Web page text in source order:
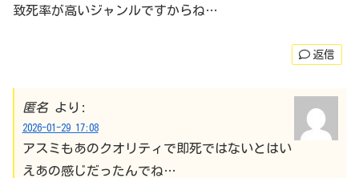
致死率が高いジャンルですからね…
返信
匿名 より:
2026-01-29 17:08
アスミもあのクオリティで即死ではないとはい
えあの感じだったんでね…